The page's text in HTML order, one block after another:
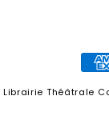
de
Librairie Théâtrale